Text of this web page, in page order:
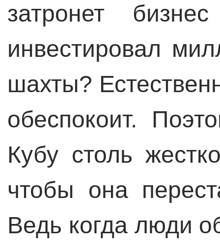
затронет
инвестировал
шахты?
обеспокоит.
Кубу столь
чтобы она
Ведь когда люди